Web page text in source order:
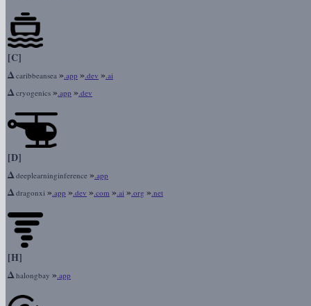
[C]
Δcaribbeansea ».app ».dev ».ai
Δcryogenics ».app ».dev
[D]
Δdeeplearninginference ».app
Δdragonxi ».app ».dev ».com ».ai ».org ».net
[H]
Δhalongbay ».app